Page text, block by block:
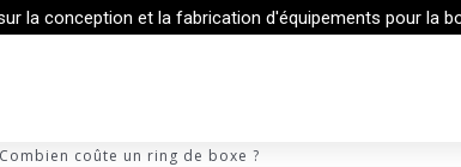
la conception et la fabrication d'équipements pour la
Combien coûte un ring de boxe ?